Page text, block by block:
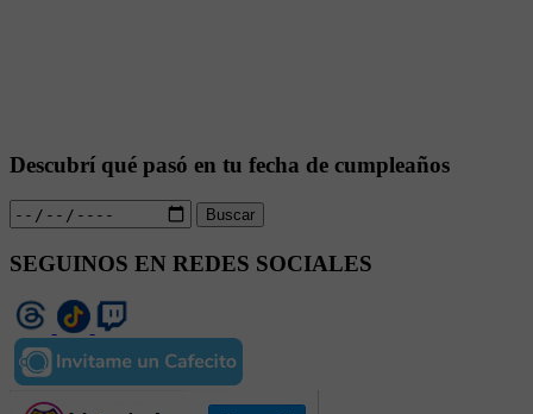
Descubrí qué pasó en tu fecha de cumpleaños
Buscar
SEGUINOS EN REDES SOCIALES